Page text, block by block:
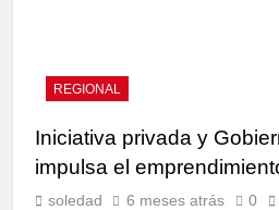
REGIONAL
Iniciativa privada y
impulsa el
soledad 6 meses atrás 0